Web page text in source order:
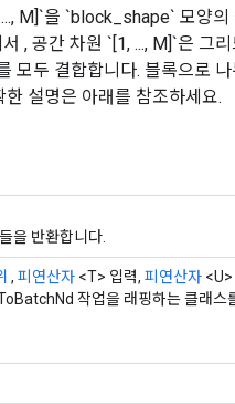
M]`을 `block_shape` 모양
, 공간 차원 `[1, ..., M]`은 그
모두 결합합니다. 블록으로
설명은 아래를 참조하세요.
을 반환합니다.
, 피연산자 <T> 입력, 피연산자
작업을 래핑하는 클래스